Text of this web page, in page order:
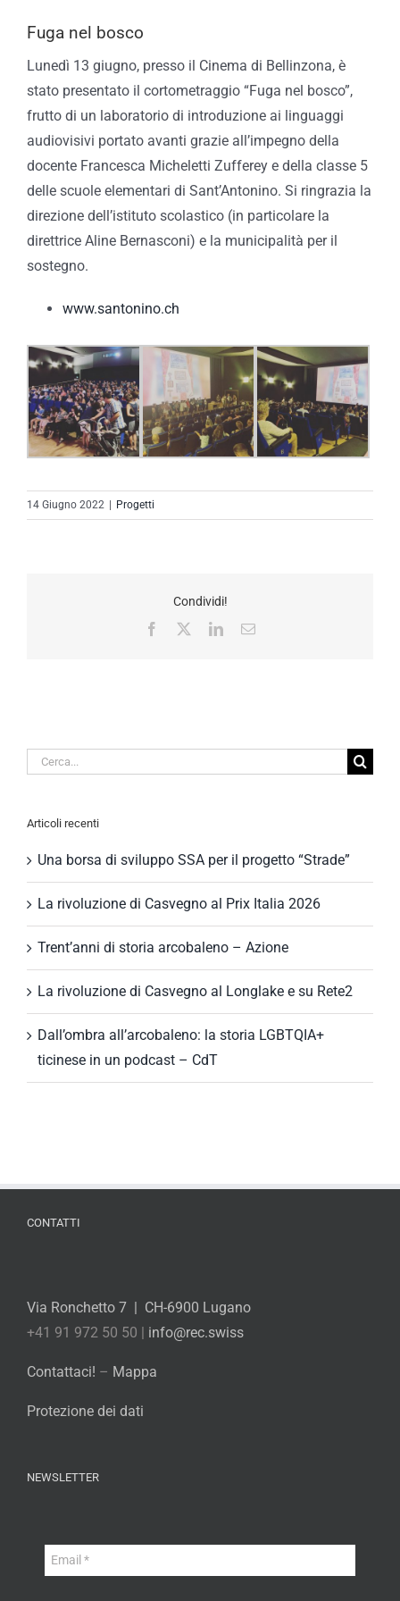
Fuga nel bosco
Lunedì 13 giugno, presso il Cinema di Bellinzona, è
stato presentato il cortometraggio “Fuga nel bosco”,
frutto di un laboratorio di introduzione ai linguaggi
audiovisivi portato avanti grazie all’impegno della
docente Francesca Micheletti Zufferey e della classe 5
delle scuole elementari di Sant’Antonino. Si ringrazia la
direzione dell’istituto scolastico (in particolare la
direttrice Aline Bernasconi) e la municipalità per il
sostegno.
www.santonino.ch
14 Giugno 2022 | Progetti
Condividi!
Facebook
LinkedInEmail
Cerca
Articoli recenti
Una borsa di sviluppo SSA per il progetto “Strade”
La rivoluzione di Casvegno al Prix Italia 2026
Trent’anni di storia arcobaleno – Azione
La rivoluzione di Casvegno al Longlake e su Rete2
Dall’ombra all’arcobaleno: la storia LGBTQIA+
ticinese in un podcast – CdT
CONTATTI
Via Ronchetto 7 | CH-6900 Lugano
+41 91 972 50 50 | info@rec.swiss
Contattaci! – Mappa
Protezione dei dati
NEWSLETTER